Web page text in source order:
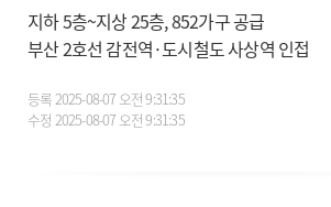
지하 5층~지상 25층, 852가구 공급
부산 2호선 감전역·도시철도 사상역 인접
등록2025-08-07 오전 9:31:35
수정 2025-08-07 오전 9:31:35